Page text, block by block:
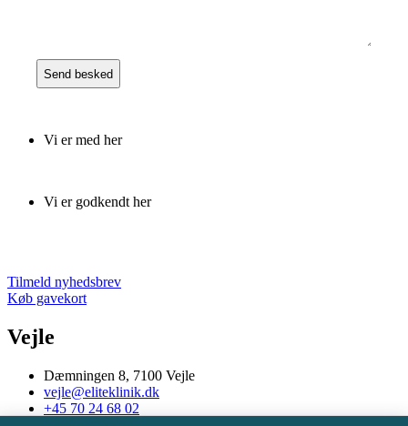
Vi er med her
Vi er godkendt her
Tilmeld nyhedsbrev
Køb gavekort
Vejle
Dæmningen 8, 7100 Vejle
vejle@eliteklinik.dk
+45 70 24 68 02